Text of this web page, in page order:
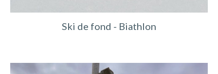
Ski de fond - Biathlon